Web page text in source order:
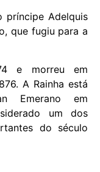
príncipe Adelquis
que fugiu para a
e morreu em
A Rainha está
Emerano em
um dos
do século